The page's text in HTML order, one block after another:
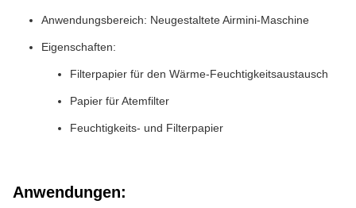
Anwendungsbereich: Neugestaltete Airmini-Maschine
Eigenschaften:
Filterpapier für den Wärme-Feuchtigkeitsaustausch
Papier für Atemfilter
Feuchtigkeits- und Filterpapier
Anwendungen: